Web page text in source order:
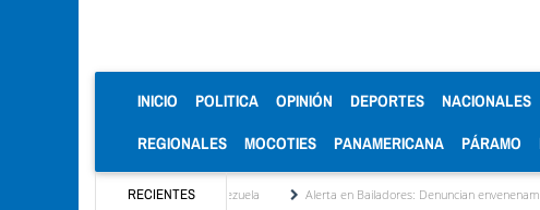
INICIO (CURRENT)
POLITICA OPINIÓN DEPORTES NACIONALES
REGIONALES MOCOTIES PANAMERICANA PÁRAMO
RECIENTES
de Venezuela Alerta en Bailadores: Denuncian envenenamiento de siete